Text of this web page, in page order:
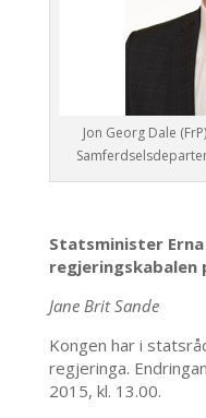
Jon Georg Dale
Statsminister
regjeringskabalen
Jane Brit Sande
Kongen har i
regjeringa.
2015, kl. 13.00.